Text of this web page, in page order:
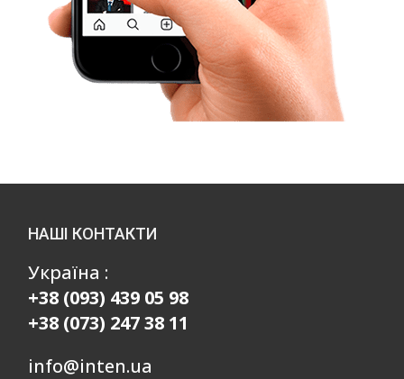
НАШІ КОНТАКТИ
Україна :
+38 (093) 439 05 98
+38 (073) 247 38 11
info@inten.ua